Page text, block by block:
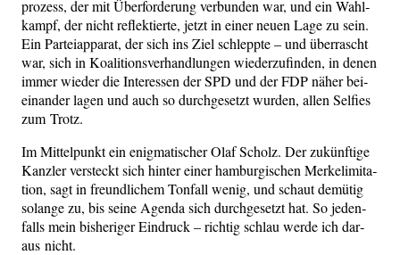
pro­zess, der mit Über­for­de­rung ver­bun­den war, und ein Wahl­
kampf, der nicht reflek­tier­te, jetzt in einer neu­en Lage zu sein.
Ein Par­tei­ap­pa­rat, der sich ins Ziel schlepp­te – und über­rascht
war, sich in Koali­ti­ons­ver­hand­lun­gen wie­der­zu­fin­den, in denen
immer wie­der die Inter­es­sen der SPD und der FDP näher bei­
ein­an­der lagen und auch so durch­ge­setzt wur­den, allen Sel­fies
zum Trotz.
Im Mit­tel­punkt ein enig­ma­ti­scher Olaf Scholz. Der zukünf­ti­ge
Kanz­ler ver­steckt sich hin­ter einer ham­bur­gi­schen Mer­ke­li­mi­ta­
ti­on, sagt in freund­li­chem Ton­fall wenig, und schaut demü­tig
solan­ge zu, bis sei­ne Agen­da sich durch­ge­setzt hat. So jeden­
falls mein bis­he­ri­ger Ein­druck – rich­tig schlau wer­de ich dar­
aus nicht.